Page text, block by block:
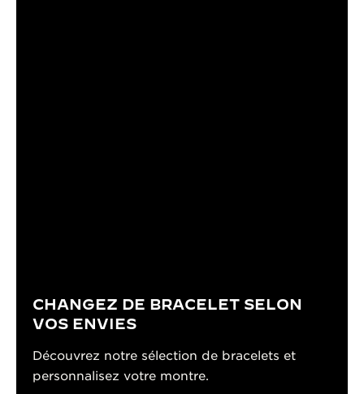
CHANGEZ DE BRACELET SELON
VOS ENVIES
Découvrez notre sélection de bracelets et
personnalisez votre montre.